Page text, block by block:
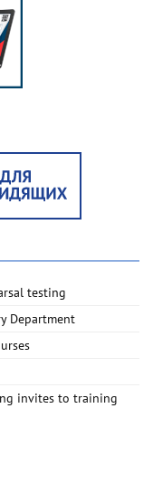
testing
Department
invites to training